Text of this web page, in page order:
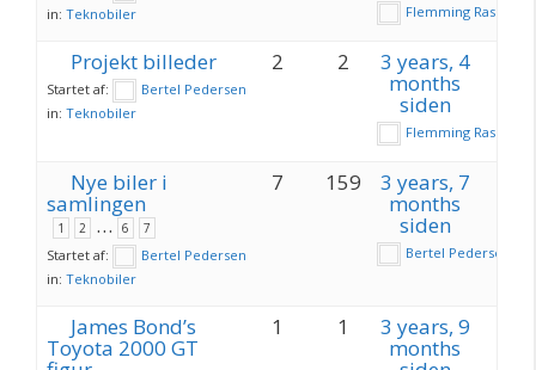
in: Teknobiler Flemming Rasch
Projekt billeder
Startet af:
Bertel Pedersen
in: Teknobiler
2 2 3 years, 4
months
siden
Flemming Rasch
Nye biler i
samlingen
1 2 … 6 7
Startet af:
Bertel Pedersen
in: Teknobiler
7 159 3 years, 7
months
siden
Bertel Pedersen
James Bond’s
Toyota 2000 GT
1 1 3 years, 9
months